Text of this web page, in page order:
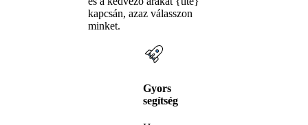
kapcsán, azaz válasszon
minket.
Gyors
segítség